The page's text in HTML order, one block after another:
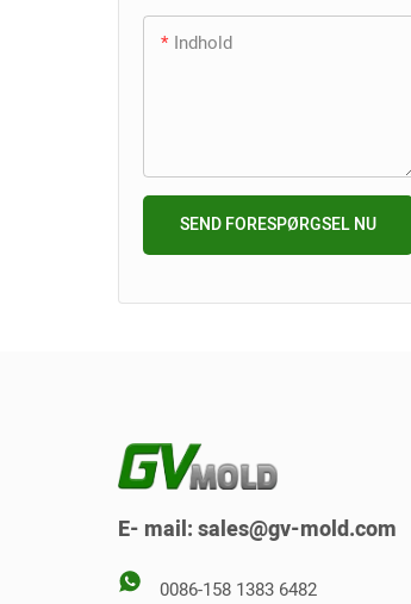
Indhold
SEND FORESPØRGSEL NU
E- mail:sales@gv-mold.com
0086-158 1383 6482